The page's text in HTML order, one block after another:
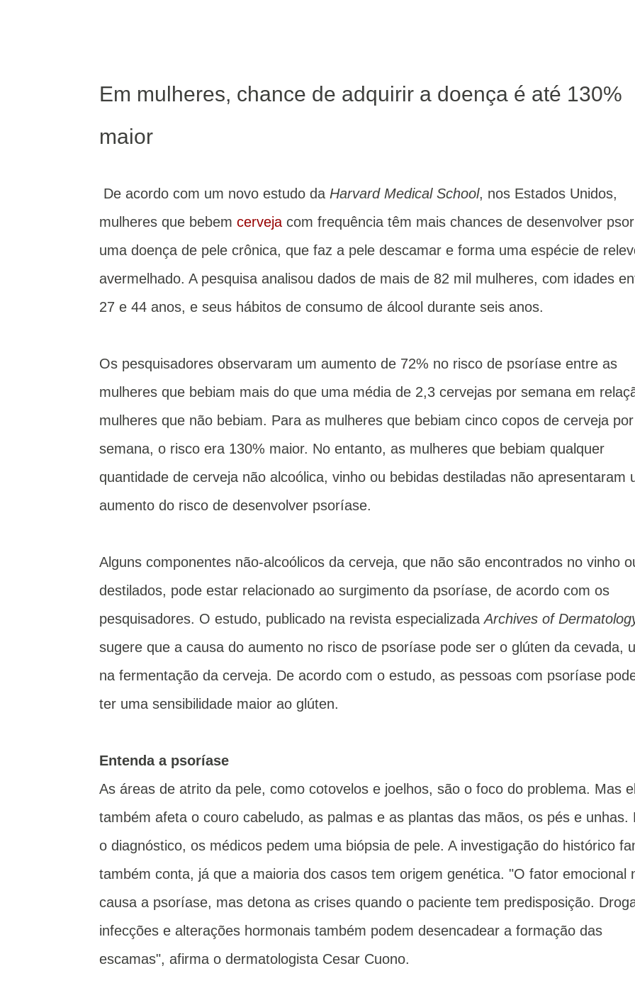
Em mulheres, chance de adquirir a doença é até 130%
maior
De acordo com um novo estudo da Harvard Medical School, nos Estados Unidos,
mulheres que bebem cervejacom frequência têm mais chances de desenvolver
uma doença de pele crônica, que faz a pele descamar e forma uma espécie de
avermelhado. A pesquisa analisou dados de mais de 82 mil mulheres, com idades
27 e 44 anos, e seus hábitos de consumo de álcool durante seis anos.
Os pesquisadores observaram um aumento de 72% no risco de psoríase entre as
mulheres que bebiam mais do que uma média de 2,3 cervejas por semana em
mulheres que não bebiam. Para as mulheres que bebiam cinco copos de cerveja por
semana, o risco era 130% maior. No entanto, as mulheres que bebiam qualquer
quantidade de cerveja não alcoólica, vinho ou bebidas destiladas não apresentaram
aumento do risco de desenvolver psoríase.
Alguns componentes não-alcoólicos da cerveja, que não são encontrados no vinho
destilados, pode estar relacionado ao surgimento da psoríase, de acordo com os
pesquisadores. O estudo, publicado na revista especializadaArchives of
sugere que a causa do aumento no risco de psoríase pode ser o glúten da cevada,
na fermentação da cerveja. De acordo com o estudo, as pessoas com psoríase
ter uma sensibilidade maior ao glúten.
Entenda a psoríase
As áreas de atrito da pele, como cotovelos e joelhos, são o foco do problema. Mas
também afeta o couro cabeludo, as palmas e as plantas das mãos, os pés e unhas.
o diagnóstico, os médicos pedem uma biópsia de pele. A investigação do histórico
também conta, já que a maioria dos casos tem origem genética. "O fator emocional
causa a psoríase, mas detona as crises quando o paciente tem predisposição.
infecções e alterações hormonais também podem desencadear a formação das
escamas", afirma o dermatologista Cesar Cuono.